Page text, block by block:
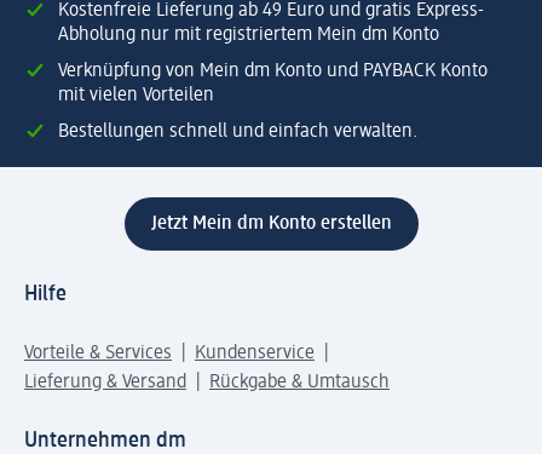
Kostenfreie Lieferung ab 49 Euro und gratis Express-
Abholung nur mit registriertem Mein dm Konto
Verknüpfung von Mein dm Konto und PAYBACK Konto
mit vielen Vorteilen
Bestellungen schnell und einfach verwalten.
Jetzt Mein dm Konto erstellen
Hilfe
Vorteile & Services
Kundenservice
Lieferung & Versand
Rückgabe & Umtausch
Unternehmen dm